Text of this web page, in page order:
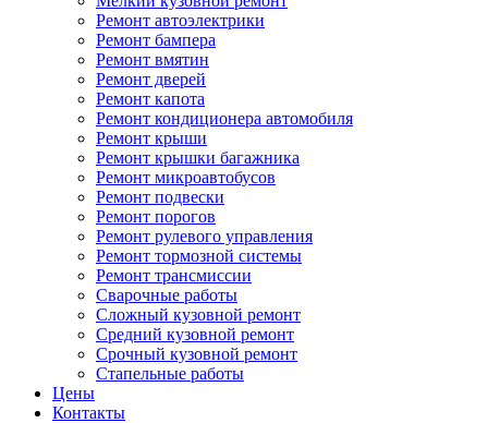
Ремонт автоэлектрики
Ремонт бампера
Ремонт вмятин
Ремонт дверей
Ремонт капота
Ремонт кондиционера автомобиля
Ремонт крыши
Ремонт крышки багажника
Ремонт микроавтобусов
Ремонт подвески
Ремонт порогов
Ремонт рулевого управления
Ремонт тормозной системы
Ремонт трансмиссии
Сварочные работы
Сложный кузовной ремонт
Средний кузовной ремонт
Срочный кузовной ремонт
Стапельные работы
Цены
Контакты